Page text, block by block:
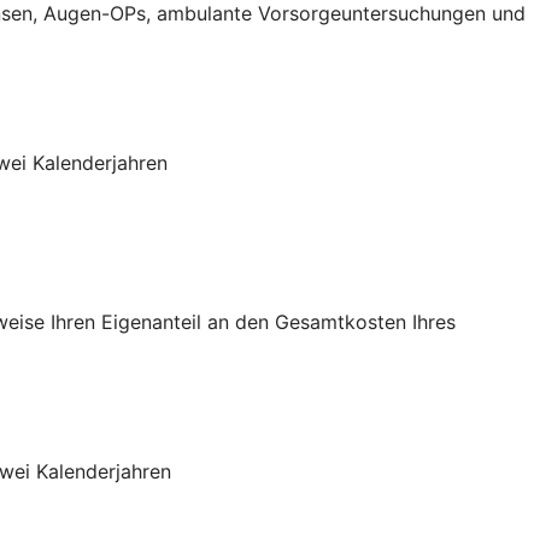
Augen-OPs, ambulante Vorsorgeuntersuchungen und
Kalenderjahren
Ihren Eigenanteil an den Gesamtkosten Ihres
Kalenderjahren